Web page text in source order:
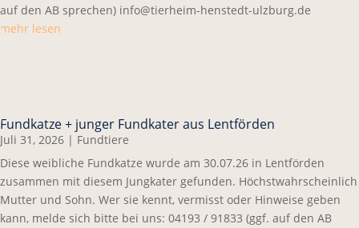
auf den AB sprechen) info@tierheim-henstedt-ulzburg.de
mehr lesen
Fundkatze + junger Fundkater aus Lentförden
Juli 31, 2026 | Fundtiere
Diese weibliche Fundkatze wurde am 30.07.26 in Lentförden
zusammen mit diesem Jungkater gefunden. Höchstwahrscheinlich
Mutter und Sohn. Wer sie kennt, vermisst oder Hinweise geben
kann, melde sich bitte bei uns: 04193 / 91833 (ggf. auf den AB